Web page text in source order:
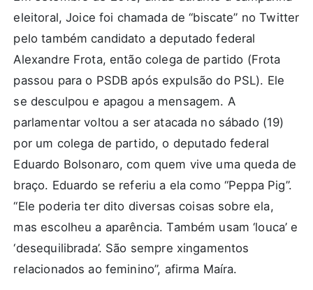
eleitoral, Joice foi chamada de “biscate” no Twitter
pelo também candidato a deputado federal
Alexandre Frota, então colega de partido (Frota
passou para o PSDB após expulsão do PSL). Ele
se desculpou e apagou a mensagem. A
parlamentar voltou a ser atacada no sábado (19)
por um colega de partido, o deputado federal
Eduardo Bolsonaro, com quem vive uma queda de
braço. Eduardo se referiu a ela como “Peppa Pig”.
“Ele poderia ter dito diversas coisas sobre ela,
mas escolheu a aparência. Também usam ‘louca’ e
‘desequilibrada’. São sempre xingamentos
relacionados ao feminino”, afirma Maíra.